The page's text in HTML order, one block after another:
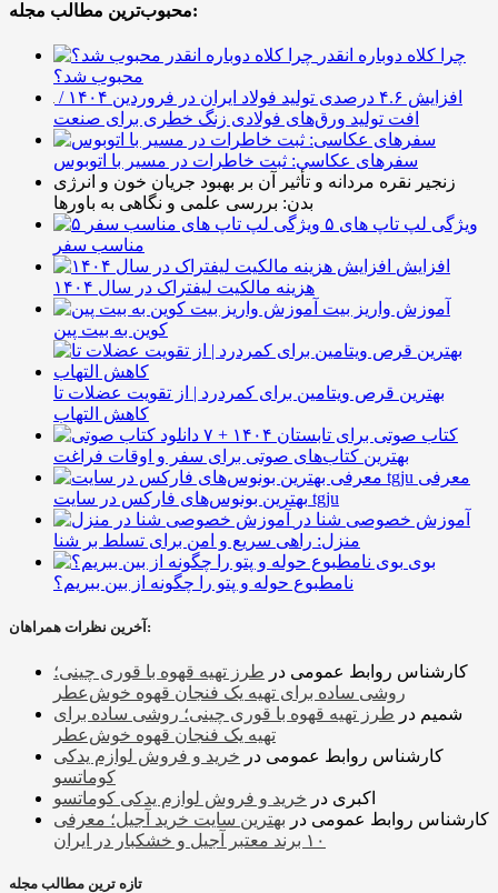
محبوب‌ترین مطالب مجله:
چرا کلاه دوباره انقدر
محبوب شد؟
افزایش ۴.۶ درصدی تولید فولاد ایران در فروردین ۱۴۰۴ /
افت تولید ورق‌های فولادی زنگ خطری برای صنعت
سفرهای عکاسی: ثبت خاطرات در مسیر با اتوبوس
زنجیر نقره مردانه و تأثیر آن بر بهبود جریان خون و انرژی
بدن: بررسی علمی و نگاهی به باورها
۵ ویژگی لپ تاپ های
مناسب سفر
افزایش
هزینه مالکیت لیفتراک در سال ۱۴۰۴
آموزش واریز بیت
کوین به بیت پین
بهترین قرص ویتامین برای کمردرد | از تقویت عضلات تا
کاهش التهاب
۷ کتاب صوتی برای تابستان ۱۴۰۴ +
بهترین کتاب‌های صوتی برای سفر و اوقات فراغت
معرفی
بهترین بونوس‌های فارکس در سایت tgju
آموزش خصوصی شنا در
منزل: راهی سریع و امن برای تسلط بر شنا
بوی
نامطبوع حوله و پتو را چگونه از بین ببریم؟
آخرین نظرات همراهان:
کارشناس روابط عمومی در طرز تهیه قهوه با قوری چینی؛
روشی ساده برای تهیه یک فنجان قهوه خوش‌عطر
شمیم در طرز تهیه قهوه با قوری چینی؛ روشی ساده برای
تهیه یک فنجان قهوه خوش‌عطر
کارشناس روابط عمومی در خرید و فروش لوازم یدکی
کوماتسو
اکبری در خرید و فروش لوازم یدکی کوماتسو
کارشناس روابط عمومی در بهترین سایت خرید آجیل؛ معرفی
۱۰ برند معتبر آجیل و خشکبار در ایران
تازه ترین مطالب مجله